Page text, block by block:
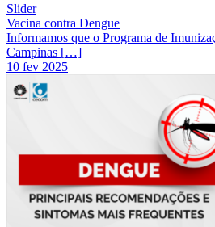
Slider
Vacina contra Dengue
Informamos que o Programa de
Campinas […]
10 fev 2025